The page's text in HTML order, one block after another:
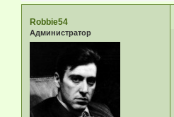
Robbie54
Администратор